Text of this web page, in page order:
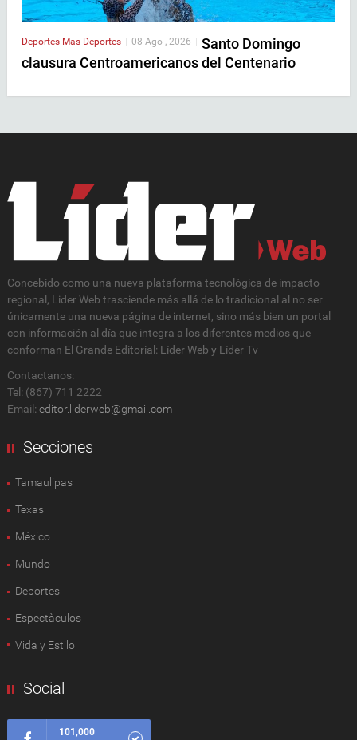
Deportes Mas Deportes 08 Ago , 2026
Santo Domingo
clausura Centroamericanos del Centenario
Concebido como una nueva plataforma tecnológica de impacto
regional, Lider Web trasciende más allá de lo tradicional al no ser
únicamente una nueva página de internet, sino más bien un portal
con información al día que integra a los diferentes medios que
conforman El Grande Editorial: Líder Web y Líder Tv
Contactanos:
Tel: (867) 711 2222
Email: editor.liderweb@gmail.com
Secciones
Tamaulipas
Texas
México
Mundo
Deportes
Espectàculos
Vida y Estilo
Social
101,000